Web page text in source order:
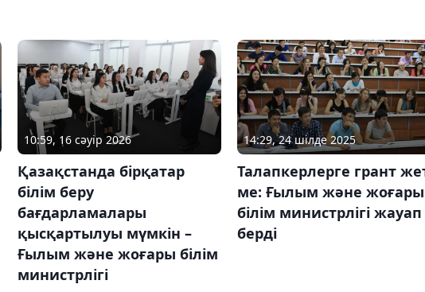
10:59, 16 сәуір 2026
Қазақстанда бірқатар
білім беру
бағдарламалары
қысқартылуы мүмкін –
Ғылым және жоғары білім
министрлігі
14:29, 24 шілде 2025
Талапкерлерге грант
ме: Ғылым және жоғары
білім министрлігі жауап
берді